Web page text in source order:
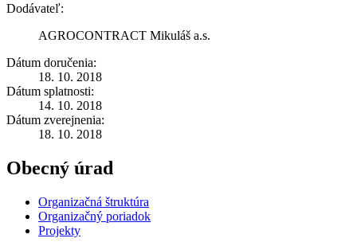
Dodávateľ:
AGROCONTRACT Mikuláš a.s.
Dátum doručenia:
18. 10. 2018
Dátum splatnosti:
14. 10. 2018
Dátum zverejnenia:
18. 10. 2018
Obecný úrad
Organizačná štruktúra
Organizačný poriadok
Projekty